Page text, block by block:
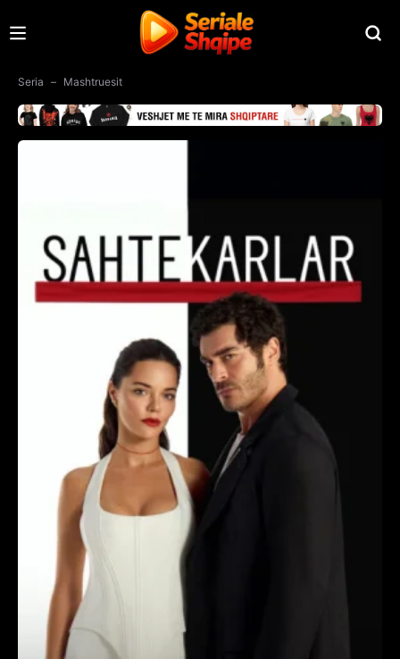
Seria Mashtruesit